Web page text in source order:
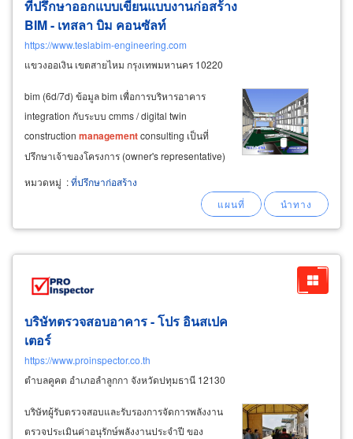
ที่ปรึกษาออกแบบเขียนแบบงานก่อสร้าง
BIM - เทสลา บิม คอนซัลท์
https://www.teslabim-engineering.com
แขวงออเงิน เขตสายไหม กรุงเทพมหานคร 10220
bim (6d/7d) ข้อมูล bim เพื่อการบริหารอาคาร
integration กับระบบ cmms / digital twin
construction managementconsulting เป็นที่
ปรึกษาเจ้าของโครงการ (owner's representative)
project scheduling (primavera, ms project) cost
engineering
หมวดหมู่ :ที่ปรึกษาก่อสร้าง
บริษัทตรวจสอบอาคาร - โปร อินสเปค
เตอร์
https://www.proinspector.co.th
ตำบลคูคต อำเภอลำลูกกา จังหวัดปทุมธานี 12130
บริษัทผู้รับตรวจสอบและรับรองการจัดการพลังงาน
ตรวจประเมินค่าอนุรักษ์พลังงานประจำปี ของ